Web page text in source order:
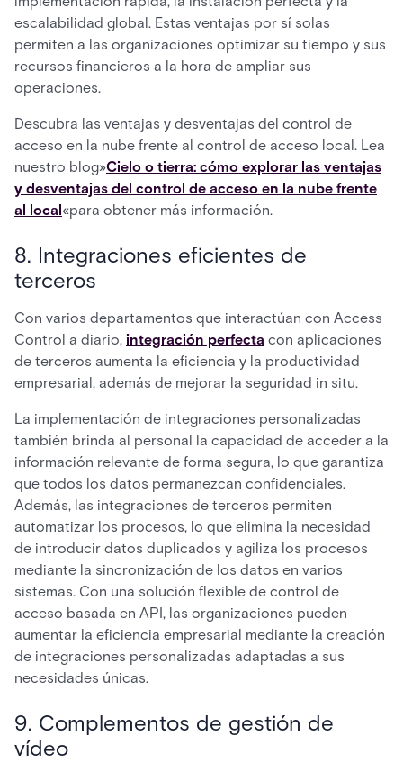
escalabilidad global. Estas ventajas por sí solas
permiten a las organizaciones optimizar su tiempo y sus
recursos financieros a la hora de ampliar sus
operaciones.
Descubra las ventajas y desventajas del control de
acceso en la nube frente al control de acceso local. Lea
nuestro blog»Cielo o tierra: cómo explorar las ventajas
y desventajas del control de acceso en la nube frente
al local«para obtener más información.
8. Integraciones eficientes de
terceros
Con varios departamentos que interactúan con Access
Control a diario, integración perfecta con aplicaciones
de terceros aumenta la eficiencia y la productividad
empresarial, además de mejorar la seguridad in situ.
La implementación de integraciones personalizadas
también brinda al personal la capacidad de acceder a la
información relevante de forma segura, lo que garantiza
que todos los datos permanezcan confidenciales.
Además, las integraciones de terceros permiten
automatizar los procesos, lo que elimina la necesidad
de introducir datos duplicados y agiliza los procesos
mediante la sincronización de los datos en varios
sistemas. Con una solución flexible de control de
acceso basada en API, las organizaciones pueden
aumentar la eficiencia empresarial mediante la creación
de integraciones personalizadas adaptadas a sus
necesidades únicas.
9. Complementos de gestión de
vídeo